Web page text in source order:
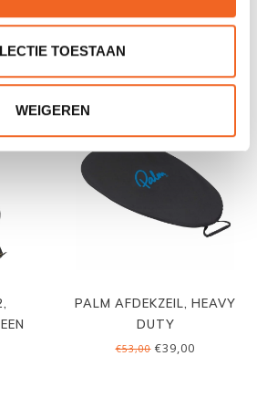
TOESTAAN
WEIGEREN
PALM AFDEKZEIL, HEAVY
DUTY
€53,00€39,00